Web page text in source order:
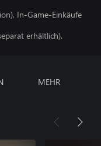
In-Game-Einkäufe
erhältlich).
MEHR